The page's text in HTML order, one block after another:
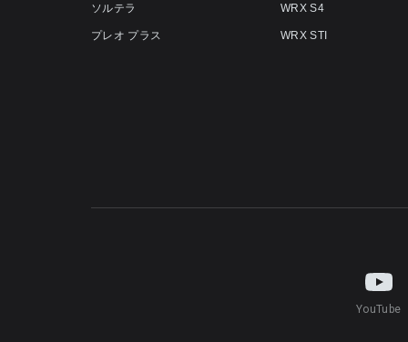
ソルテラ
プレオ プラス
WRX S4
WRX STI
YouTube